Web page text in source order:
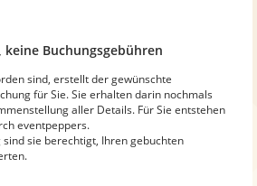
keine Buchungsgebühren
sind, erstellt der gewünschte
für Sie. Sie erhalten darin nochmals
aller Details. Für Sie entstehen
eventpeppers.
sie berechtigt, Ihren gebuchten